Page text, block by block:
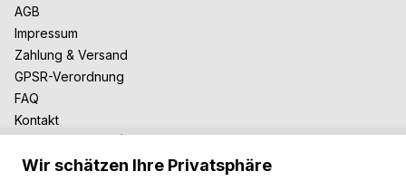
AGB
Impressum
Zahlung & Versand
GPSR-Verordnung
FAQ
Kontakt
Zusammenarbeit
Für Blogger
Wir schätzen Ihre Privatsphäre